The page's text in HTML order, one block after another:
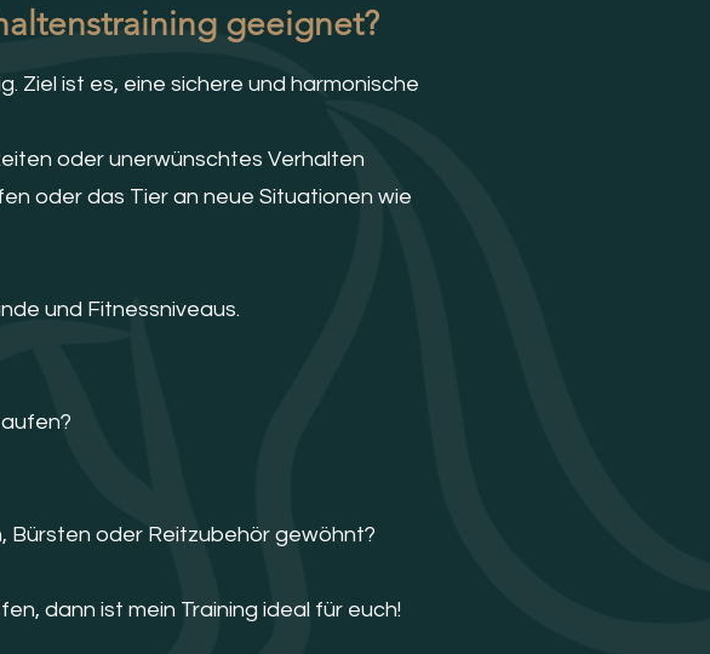
geeignet?
Ziel ist es, eine sichere und harmonische
oder unerwünschtes Verhalten
oder das Tier an neue Situationen wie
und Fitnessniveaus.
Bürsten oder Reitzubehör gewöhnt?
dann ist mein Training ideal für euch!